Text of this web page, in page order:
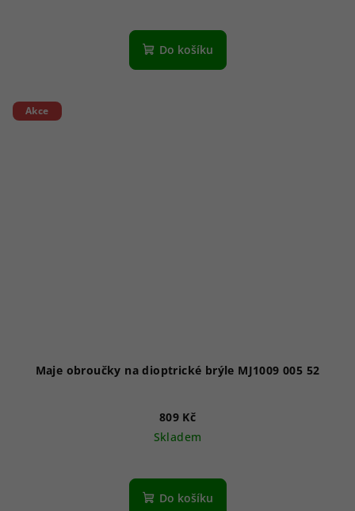
Do košíku
Akce
Maje obroučky na dioptrické brýle MJ1009 005 52
809 Kč
Skladem
Do košíku